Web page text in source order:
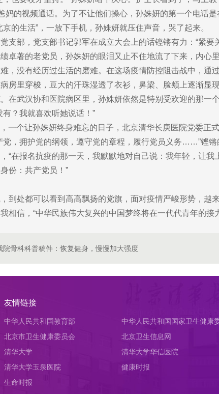
的视频通话。为了不让他们操心，孙姝妍的第一个电话
的生活”，一放下手机，孙姝妍就压住声音，哭了起来。
部，党支部书记郭军在成立大会上的话铿锵有力：“紧要
卓著的老党员，孙姝妍的眼泪又止不住地流了下来，内心
，没有经历过生活的磨难。在这场疫情防控阻击战中，通
里穿梭，豆大的汗珠湿透了衣衫，鼻梁、脸颊上逐渐显
在武汉协和医院病区里，孙姝妍依然是特别受欢迎的那
？我就喜欢听她说话！”
个让孙姝妍终身难忘的日子，北京清华长庚医院党委正
党，拥护党的纲领，遵守党的章程，履行党员义务……”铿
“在报名抗疫的那一天，我默默地对自己说：我年轻，让
份：共产党员！”
处都可以看到高高飘扬的党旗，面对疫情严峻形势，越
相信，“中华民族伟大复兴的中国梦终将在一代代青年的
院骨科科普稿件：恢复健身，慢慢加大强度
友情链接
中华人民共和国教育部
中华人民共和国国家卫生健康
北京市卫生健康委员会
北京卫生信息网
清华大学
清华大学华信医院
清华大学玉泉医院
健康时报
生命时报